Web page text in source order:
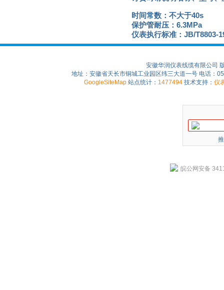
时间常数：不大于40s
保护管耐压：6.3MPa
仪表执行标准：JB/T8803-
安徽华润仪表线缆有限公司
地址：安徽省天长市铜城工业园区纬三大道一号 电话：
GoogleSiteMap 站点统计： 1477494 技术支持： 仪
皖公网安备